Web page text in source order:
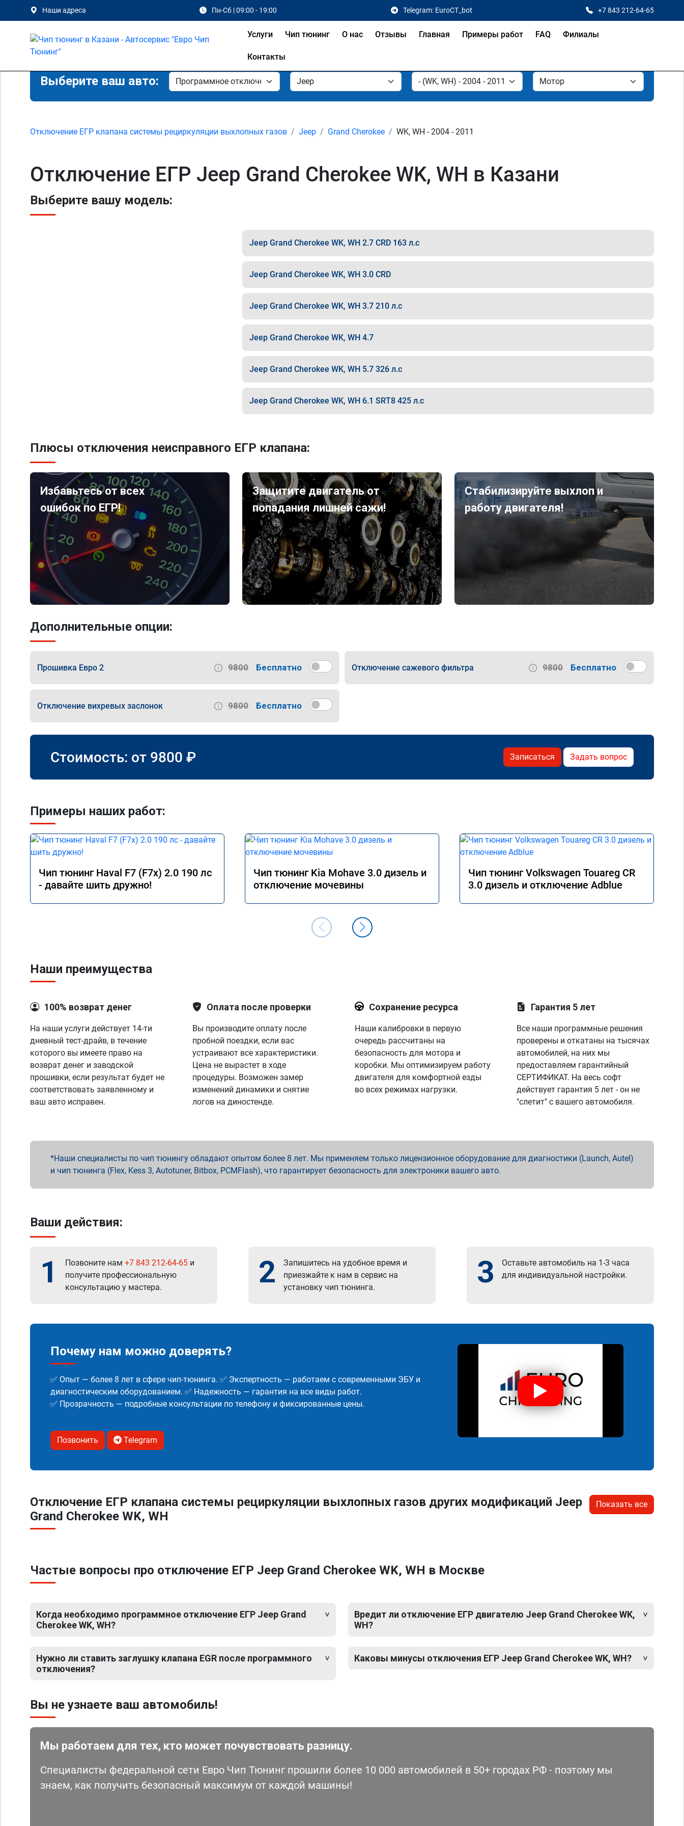
Наши адреса Пн-Сб | 09:00 - 19:00 Telegram: EuroCT_bot +7 843 212-64-65
Услуги Чип тюнинг О нас Отзывы Главная Примеры работ FAQ Филиалы
Контакты
Выберите ваш авто:
Отключение ЕГР клапана системы рециркуляции выхлопных газов Jeep Grand Cherokee WK, WH - 2004 - 2011
Отключение ЕГР Jeep Grand Cherokee WK, WH в Казани
Выберите вашу модель:
Jeep Grand Cherokee WK, WH 2.7 CRD 163 л.с
Jeep Grand Cherokee WK, WH 3.0 CRD
Jeep Grand Cherokee WK, WH 3.7 210 л.с
Jeep Grand Cherokee WK, WH 4.7
Jeep Grand Cherokee WK, WH 5.7 326 л.с
Jeep Grand Cherokee WK, WH 6.1 SRT8 425 л.с
Плюсы отключения неисправного ЕГР клапана:
Избавьтесь от всех
ошибок по ЕГР!
Защитите двигатель от
попадания лишней сажи!
Стабилизируйте выхлоп и
работу двигателя!
Дополнительные опции:
Прошивка Евро 2 9800 Бесплатно Отключение сажевого фильтра 9800 Бесплатно
Отключение вихревых заслонок 9800 Бесплатно
Стоимость: от 9800 ₽ Записаться Задать вопрос
Примеры наших работ:
Чип тюнинг Haval F7 (F7x) 2.0 190 лс
- давайте шить дружно!
Чип тюнинг Kia Mohave 3.0 дизель и
отключение мочевины
Чип тюнинг Volkswagen Touareg CR
3.0 дизель и отключение Adblue
Наши преимущества
100% возврат денег
На наши услуги действует 14-ти
дневный тест-драйв, в течение
которого вы имеете право на
возврат денег и заводской
прошивки, если результат будет не
соответствовать заявленному и
ваш авто исправен.
Оплата после проверки
Вы производите оплату после
пробной поездки, если вас
устраивают все характеристики.
Цена не вырастет в ходе
процедуры. Возможен замер
изменений динамики и снятие
логов на диностенде.
Сохранение ресурса
Наши калибровки в первую
очередь рассчитаны на
безопасность для мотора и
коробки. Мы оптимизируем работу
двигателя для комфортной езды
во всех режимах нагрузки.
Гарантия 5 лет
Все наши программные решения
проверены и откатаны на тысячах
автомобилей, на них мы
предоставляем гарантийный
СЕРТИФИКАТ. На весь софт
действует гарантия 5 лет - он не
"слетит" с вашего автомобиля.
Наши специалисты по чип тюнингу обладают опытом более 8 лет. Мы применяем только лицензионное оборудование для диагностики (Launch, Autel)
и чип тюнинга (Flex, Kess 3, Autotuner, Bitbox, PCMFlash), что гарантирует безопасность для электроники вашего авто.
Ваши действия:
1 Позвоните нам +7 843 212-64-65 и
получите профессиональную
консультацию у мастера.
2
Запишитесь на удобное время и
приезжайте к нам в сервис на
установку чип тюнинга.
3
Оставьте автомобиль на 1-3 часа
для индивидуальной настройки.
Почему нам можно доверять?
✅ Опыт — более 8 лет в сфере чип-тюнинга. ✅ Экспертность — работаем с современными ЭБУ и
диагностическим оборудованием. ✅ Надежность — гарантия на все виды работ.
✅ Прозрачность — подробные консультации по телефону и фиксированные цены.
Позвонить Telegram
Отключение ЕГР клапана системы рециркуляции выхлопных газов других модификаций Jeep
Grand Cherokee WK, WH
Показать все
Частые вопросы про отключение ЕГР Jeep Grand Cherokee WK, WH в Москве
Когда необходимо программное отключение ЕГР Jeep Grand
Cherokee WK, WH?
Нужно ли ставить заглушку клапана EGR после программного
отключения?
Вредит ли отключение ЕГР двигателю Jeep Grand Cherokee WK,
WH?
Каковы минусы отключения ЕГР Jeep Grand Cherokee WK, WH?
Вы не узнаете ваш автомобиль!
Мы работаем для тех, кто может почувствовать разницу.
Специалисты федеральной сети Евро Чип Тюнинг прошили более 10 000 автомобилей в 50+ городах РФ - поэтому мы
знаем, как получить безопасный максимум от каждой машины!